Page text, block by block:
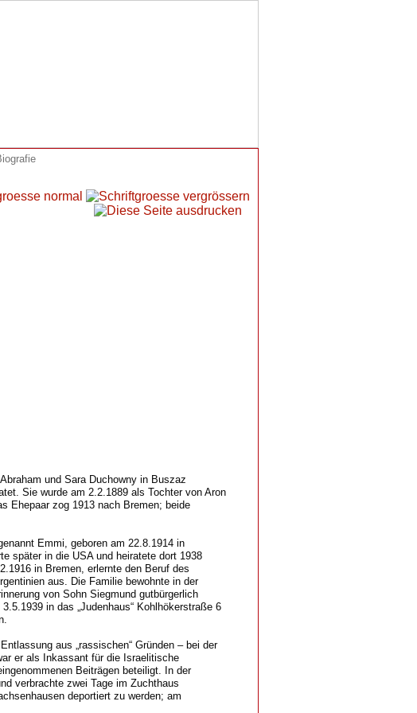
und Sara Duchowny in Buszaz
Sie wurde am 2.2.1889 als Tochter von Aron
Ehepaar zog 1913 nach Bremen; beide
Emmi, geboren am 22.8.1914 in
später in die USA und heiratete dort 1938
in Bremen, erlernte den Beruf des
aus. Die Familie bewohnte in der
von Sohn Siegmund gutbürgerlich
in das „Judenhaus“ Kohlhökerstraße 6
aus „rassischen“ Gründen – bei der
er als Inkassant für die Israelitische
Beiträgen beteiligt. In der
verbrachte zwei Tage im Zuchthaus
deportiert zu werden; am